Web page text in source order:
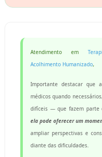
Atendimento em
Acolhimento Humanizado,
Importante destacar que
médicos quando
difíceis — que fazem parte
ela pode oferecer um
ampliar perspectivas e
diante das dificuldades.